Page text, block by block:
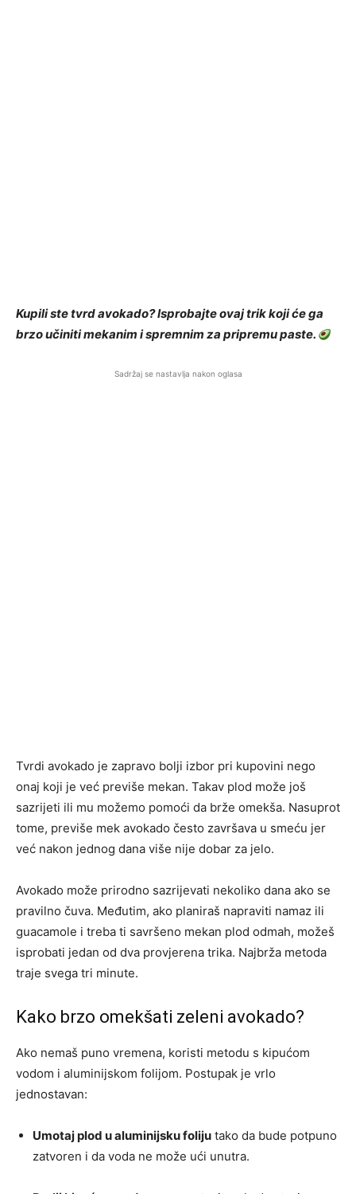
Kupili ste tvrd avokado? Isprobajte ovaj trik koji će ga
brzo učiniti mekanim i spremnim za pripremu paste.
Sadržaj se nastavlja nakon oglasa
Tvrdi avokado je zapravo bolji izbor pri kupovini nego
onaj koji je već previše mekan. Takav plod može još
sazrijeti ili mu možemo pomoći da brže omekša. Nasuprot
tome, previše mek avokado često završava u smeću jer
već nakon jednog dana više nije dobar za jelo.
Avokado može prirodno sazrijevati nekoliko dana ako se
pravilno čuva. Međutim, ako planiraš napraviti namaz ili
guacamole i treba ti savršeno mekan plod odmah, možeš
isprobati jedan od dva provjerena trika. Najbrža metoda
traje svega tri minute.
Kako brzo omekšati zeleni avokado?
Ako nemaš puno vremena, koristi metodu s kipućom
vodom i aluminijskom folijom. Postupak je vrlo
jednostavan:
Umotaj plod u aluminijsku foliju tako da bude potpuno
zatvoren i da voda ne može ući unutra.